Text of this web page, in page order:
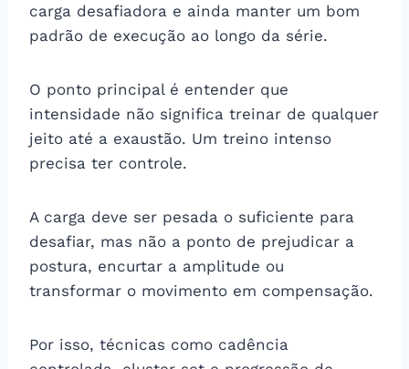
carga desafiadora e ainda manter um bom
padrão de execução ao longo da série.
O ponto principal é entender que
intensidade não significa treinar de qualquer
jeito até a exaustão. Um treino intenso
precisa ter controle.
A carga deve ser pesada o suficiente para
desafiar, mas não a ponto de prejudicar a
postura, encurtar a amplitude ou
transformar o movimento em compensação.
Por isso, técnicas como cadência